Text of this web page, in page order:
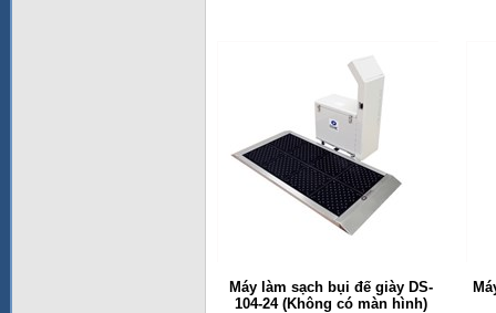
Máy làm sạch bụi đế giày DS-
104-24 (Không có màn hình)